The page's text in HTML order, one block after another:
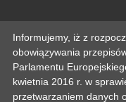
Poprzednia
Kontakt
Zaloguj
Informujemy, iż z
obowiązywania
Parlamentu
kwietnia 2016 r. w
przetwarzaniem danych